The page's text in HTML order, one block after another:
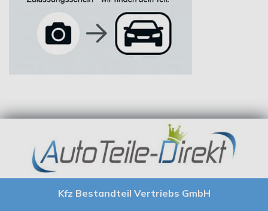
Kfz Bestandteil Vertriebs GmbH